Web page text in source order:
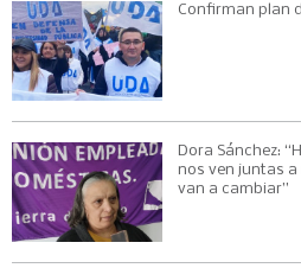
Confirman plan
Dora Sánchez:
nos ven juntas
van a cambiar”